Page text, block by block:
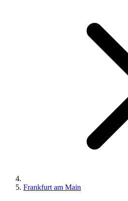
Frankfurt am Main